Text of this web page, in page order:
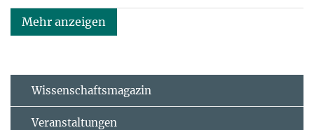
Mehr anzeigen
Wissenschaftsmagazin
Veranstaltungen